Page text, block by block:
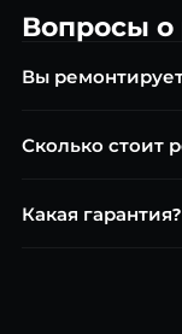
Вопросы
Вы
бесплатна.
Сколько стоит
от 25 000 ₽.
Какая гарантия?